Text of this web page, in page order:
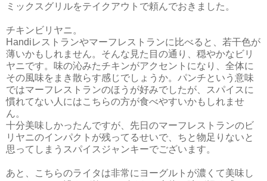
ミックスグリルをテイクアウトで頼んでおきました。
チキンビリヤニ。
Handiレストランやマーフレストランに比べると、若干色が
薄いかもしれません。そんな見た目の通り、穏やかなビリ
ヤニです。味の沁みたチキンがアクセントになり、全体に
その風味をまき散らす感じでしょうか。パンチという意味
ではマーフレストランのほうが好みでしたが、スパイスに
慣れてない人にはこちらの方が食べやすいかもしれませ
ん。
十分美味しかったんですが、先日のマーフレストランのビ
リヤニのインパクトが残ってるせいで、ちと物足りないと
思ってしまうスパイスジャンキーでございます。
あと、こちらのライタは非常にヨーグルトが濃くて美味し